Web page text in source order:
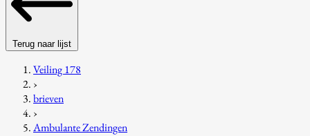
Terug naar lijst
Veiling 178
›
brieven
›
Ambulante Zendingen